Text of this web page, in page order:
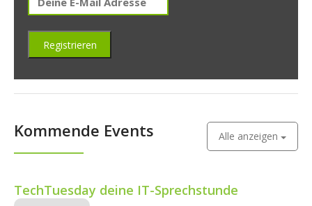
Kommende Events Alle anzeigen
TechTuesday deine IT-Sprechstunde